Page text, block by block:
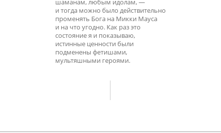
шаманам, любым идолам, —
и тогда можно было действительно
променять Бога на Микки Мауса
и на что угодно. Как раз это
состояние я и показываю,
истинные ценности были
подменены фетишами,
мультяшными героями.